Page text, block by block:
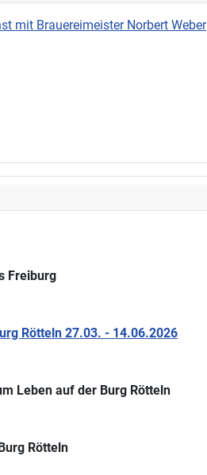
mit Brauereimeister Norbert Weber
Freiburg
Rötteln 27.03. - 14.06.2026
Leben auf der Burg Rötteln
Rötteln